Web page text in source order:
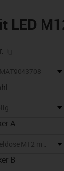
icon-lieferzeit
MAT9043708
A
Kabeldose M12 mit LED
B